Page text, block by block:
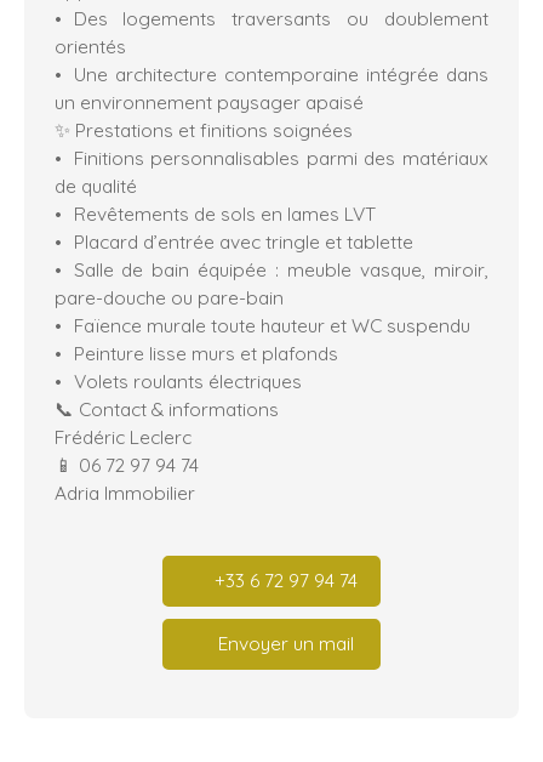
Des logements traversants ou doublement
orientés
Une architecture contemporaine intégrée dans
un environnement paysager apaisé
✨ Prestations et finitions soignées
Finitions personnalisables parmi des matériaux
de qualité
Revêtements de sols en lames LVT
Placard d’entrée avec tringle et tablette
Salle de bain équipée : meuble vasque, miroir,
pare-douche ou pare-bain
Faïence murale toute hauteur et WC suspendu
Peinture lisse murs et plafonds
Volets roulants électriques
📞 Contact & informations
Frédéric Leclerc
📱 06 72 97 94 74
Adria Immobilier
+33 6 72 97 94 74
Envoyer un mail